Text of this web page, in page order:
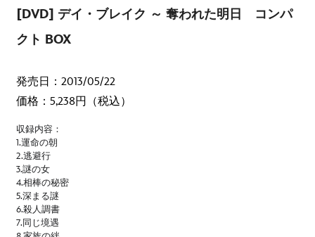
[DVD] デイ・ブレイク ～ 奪われた明日 コンパ
クト BOX
発売日：2013/05/22
価格：5,238円（税込）
収録内容：
1.運命の朝
2.逃避行
3.謎の女
4.相棒の秘密
5.深まる謎
6.殺人調書
7.同じ境遇